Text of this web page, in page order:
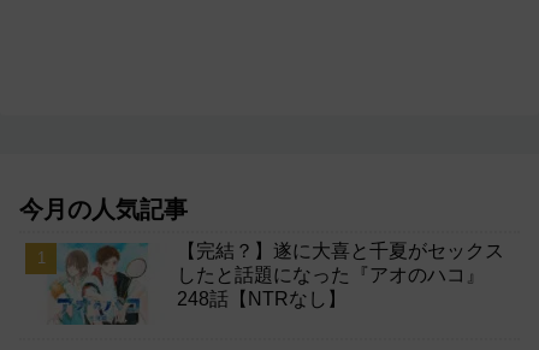
今月の人気記事
【完結？】遂に大喜と千夏がセックス
したと話題になった『アオのハコ』
248話【NTRなし】